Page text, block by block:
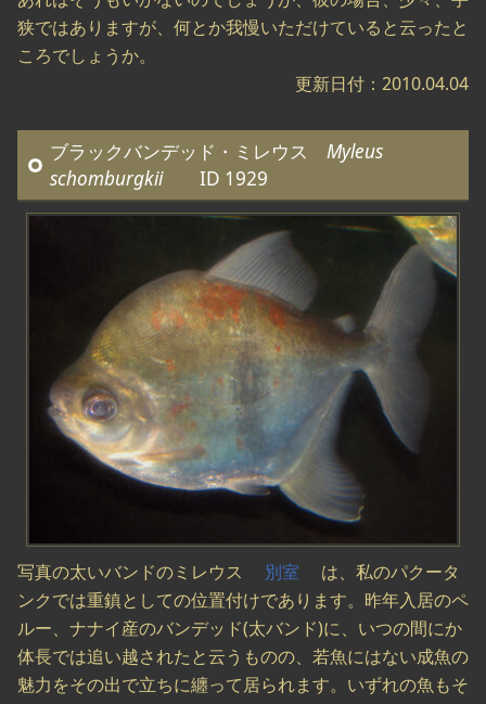
狭ではありますが、何とか我慢いただけていると云ったと
ころでしょうか。
更新日付：2010.04.04
ブラックバンデッド・ミレウス Myleus
schomburgkiiID 1929
写真の太いバンドのミレウス 別室 は、私のパクータ
ンクでは重鎮としての位置付けであります。昨年入居のペ
ルー、ナナイ産のバンデッド(太バンド)に、いつの間にか
体長では追い越されたと云うものの、若魚にはない成魚の
魅力をその出で立ちに纏って居られます。いずれの魚もそ